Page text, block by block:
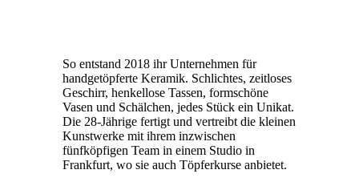
So entstand 2018 ihr Unternehmen für
handgetöpferte Keramik. Schlichtes, zeitloses
Geschirr, henkellose Tassen, formschöne
Vasen und Schälchen, jedes Stück ein Unikat.
Die 28-Jährige fertigt und vertreibt die kleinen
Kunstwerke mit ihrem inzwischen
fünfköpfigen Team in einem Studio in
Frankfurt, wo sie auch Töpferkurse anbietet.